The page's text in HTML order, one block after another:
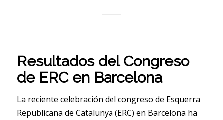
Resultados del Congreso
de ERC en Barcelona
La reciente celebración del congreso de Esquerra
Republicana de Catalunya (ERC) en Barcelona ha